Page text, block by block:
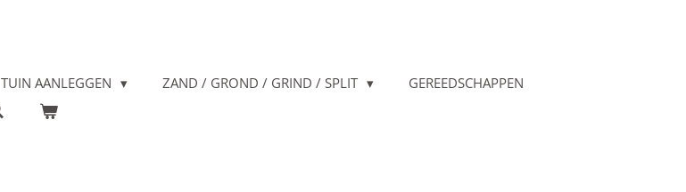
TUIN AANLEGGEN ZAND / GROND / GRIND / SPLIT
GEREEDSCHAPPEN